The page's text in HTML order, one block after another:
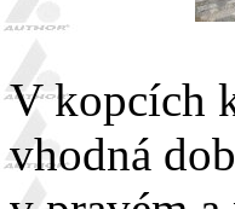
V kopcích
vhodná